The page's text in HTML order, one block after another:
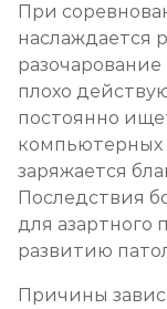
При
наслаждается
плохо
постоянно
компьютерных
заряжается
Последствия
для азартного
развитию
Причины